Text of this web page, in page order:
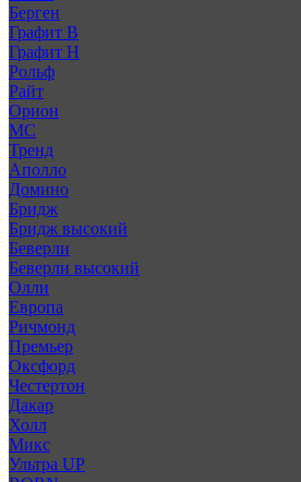
Берген
Графит В
Графит Н
Рольф
Райт
Орион
МС
Тренд
Аполло
Домино
Бридж
Бридж высокий
Беверли
Беверли высокий
Олли
Европа
Ричмонд
Премьер
Оксфорд
Честертон
Дакар
Холл
Микс
Ультра UP